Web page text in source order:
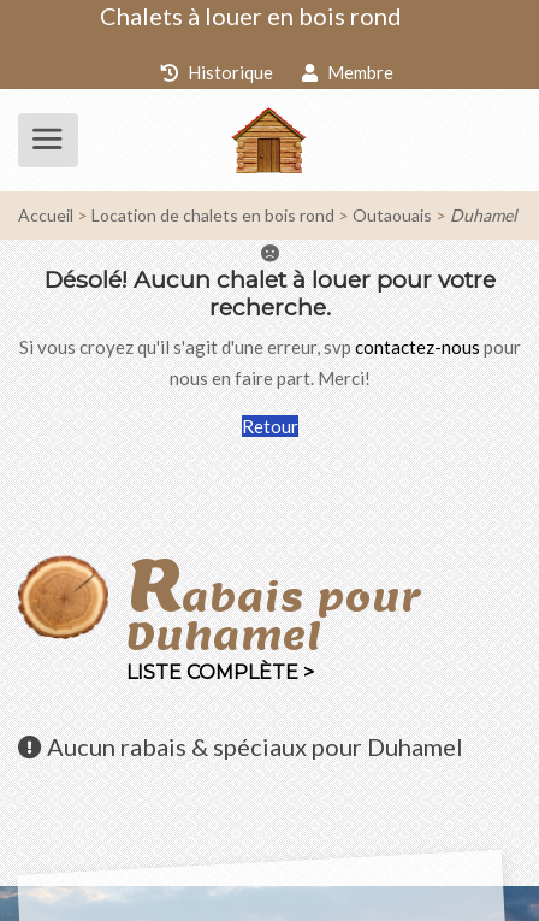
Chalets à louer en bois rond
Historique Membre
Accueil Location de chalets en bois rond Outaouais Duhamel
Désolé!Aucun chalet à louer pour votre
recherche.
Si vous croyez qu'il s'agit d'une erreur, svpcontactez-nouspour
nous en faire part. Merci!
Retour
Rabais pour
Duhamel
LISTE COMPLÈTE >
Aucunrabais & spéciaux pour Duhamel